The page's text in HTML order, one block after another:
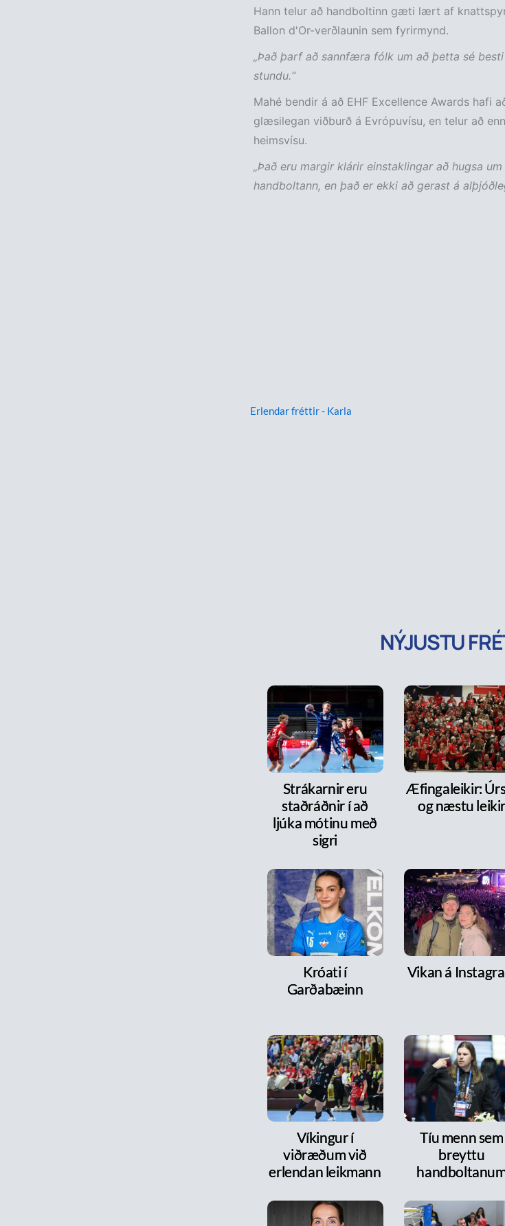
Hann telur að handboltinn gæti lært af
Ballon d'Or-verðlaunin sem fyrirmynd.
„Það þarf að sannfæra fólk um að þetta sé
stundu.“
Mahé bendir á að EHF Excellence Awards hafi
glæsilegan viðburð á Evrópuvísu, en telur að
heimsvísu.
„Það eru margir klárir einstaklingar að hugsa
handboltann, en það er ekki að gerast á
Erlendar fréttir - Karla
NÝJUSTU
Strákarnir eru
staðráðnir í að
ljúka mótinu með
sigri
Æfingaleikir:
og næstu leikir
Króati í
Garðabæinn
Vikan á
Víkingur í
viðræðum við
erlendan leikmann
Tíu menn sem
breyttu